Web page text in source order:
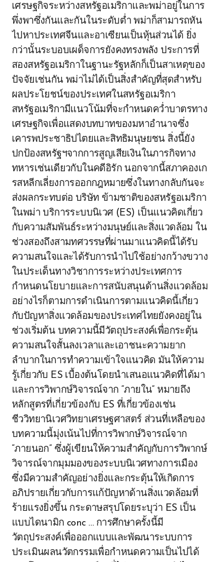
เศรษฐกิจระหว่างสหรัฐอเมริกาและพม่าอยู่ในการ
พึ่งพาซึ่งกันและกันในระดับต่ำ พม่าก็สามารถหัน
ไปหาประเทศจีนและอาเซียนเป็นหุ้นส่วนได้ ยิ่ง
กว่านั้นระบอบเผด็จการยังคงทรงพลัง ประการที่
สองสหรัฐอเมริกาในฐานะรัฐหลักก็เป็นสาเหตุของ
ปัจจัยเช่นกัน พม่าไม่ได้เป็นสิ่งสำคัญที่สุดสำหรับ
ผลประโยชน์ของประเทศในสหรัฐอเมริกา
สหรัฐอเมริกามีแนวโน้มที่จะกำหนดคว่ำบาตรทาง
เศรษฐกิจเพื่อแสดงบทบาทของมหาอำนาจซึ่ง
เคารพประชาธิปไตยและสิทธิมนุษยชน สิ่งนี้ยัง
ปกป้องสหรัฐฯจากการสูญเสียเงินในภารกิจทาง
ทหารเช่นเดียวกับในคดีอิรัก นอกจากนี้สภาคองเก
รสหลีกเลี่ยงการออกกฎหมายซึ่งในทางกลับกันจะ
ส่งผลกระทบต่อ บริษัท ข้ามชาติของสหรัฐอเมริกา
ในพม่า บริการระบบนิเวศ (ES) เป็นแนวคิดเกี่ยว
กับความสัมพันธ์ระหว่างมนุษย์และสิ่งแวดล้อม ใน
ช่วงสองถึงสามทศวรรษที่ผ่านมาแนวคิดนี้ได้รับ
ความสนใจและได้รับการนำไปใช้อย่างกว้างขวาง
ในประเด็นทางวิชาการระหว่างประเทศการ
กำหนดนโยบายและการสนับสนุนด้านสิ่งแวดล้อม
อย่างไรก็ตามการดำเนินการตามแนวคิดนี้เกี่ยว
กับปัญหาสิ่งแวดล้อมของประเทศไทยยังคงอยู่ใน
ช่วงเริ่มต้น บทความนี้มีวัตถุประสงค์เพื่อกระตุ้น
ความสนใจสั้นลงเวลาและเอาชนะความยาก
ลำบากในการทำความเข้าใจแนวคิด มันให้ความ
รู้เกี่ยวกับ ES เบื้องต้นโดยนำเสนอแนวคิดที่ได้มา
และการวิพากษ์วิจารณ์จาก “ภายใน” หมายถึง
หลักสูตรที่เกี่ยวข้องกับ ES ที่เกี่ยวข้องเช่น
ชีววิทยานิเวศวิทยาเศรษฐศาสตร์ ส่วนที่เหลือของ
บทความนี้มุ่งเน้นไปที่การวิพากษ์วิจารณ์จาก
“ภายนอก” ซึ่งผู้เขียนให้ความสำคัญกับการวิพากษ์
วิจารณ์จากมุมมองของระบบนิเวศทางการเมือง
ซึ่งมีความสำคัญอย่างยิ่งและกระตุ้นให้เกิดการ
อภิปรายเกี่ยวกับการแก้ปัญหาด้านสิ่งแวดล้อมที่
ร้ายแรงยิ่งขึ้น กระดาษสรุปโดยระบุว่า ES เป็น
แบบไดนามิก conc … การศึกษาครั้งนี้มี
วัตถุประสงค์เพื่อออกแบบและพัฒนาระบบการ
ประเมินผลนวัตกรรมเพื่อกำหนดความเป็นไปได้